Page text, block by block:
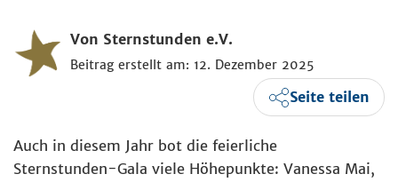
Von Sternstunden e.V.
Beitrag erstellt am: 12. Dezember 2025
Seite teilen
Auch in diesem Jahr bot die feierliche
Sternstunden-Gala viele Höhepunkte: Vanessa Mai,